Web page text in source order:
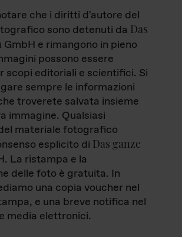
che i diritti d'autore del
sono detenuti da Das
GmbH e rimangono in pieno
possono essere
scopi editoriali e scientifici. Si
sempre le informazioni
troverete salvata insieme
immagine. Qualsiasi
materiale fotografico
esplicito di Das ganze
La ristampa e la
delle foto è gratuita. In
una copia voucher nel
e una breve notifica nel
media elettronici.